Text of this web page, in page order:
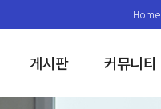
Home
게시판 커뮤니티